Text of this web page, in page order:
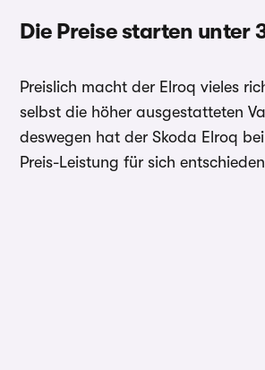
Die Preise starten unter
Preislich macht der Elroq vieles
selbst die höher ausgestatteten
deswegen hat der Skoda Elroq
Preis-Leistung für sich